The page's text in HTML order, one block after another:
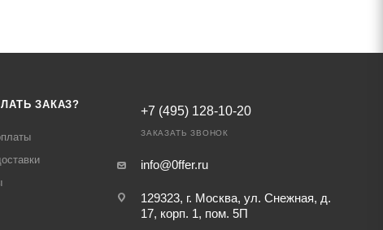
ЗАКАЗ? +7 (495) 128-10-20
ЗАКАЗАТЬ ЗВОНОК
info@0ffer.ru
129323, г. Москва, ул. Снежная, д.
17, корп. 1, пом. 5П